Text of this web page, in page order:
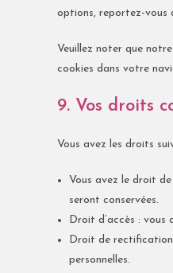
options, reportez-vous
Veuillez noter que
cookies dans votre
9. Vos droits
Vous avez les droits
Vous avez le droit
seront conservées.
Droit d’accès : vous
Droit de rectification
personnelles.